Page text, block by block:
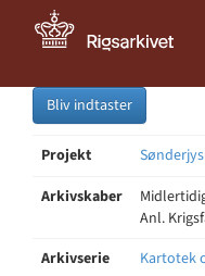
Bliv indtaster
Projekt
Arkivskaber
Anl.
Arkivserie
Kartotek